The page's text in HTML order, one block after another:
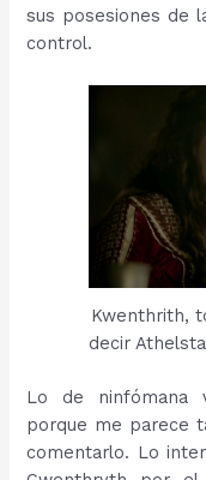
sus posesiones de
control.
Kwenthrith,
decir
Lo de ninfómana
porque me parece
comentarlo. Lo